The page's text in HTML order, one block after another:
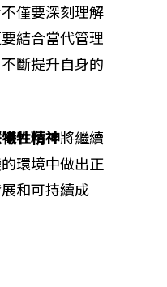
僅要深刻理解
結合當代管理
斷提升自身的
牲精神將繼續
環境中做出正
和可持續成